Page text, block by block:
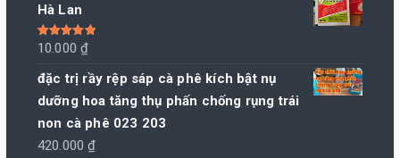
Hà Lan
Được xếp
hạng 5.005
10.000₫
đặc trị rầy rệp sáp cà phê kích bật nụ
dưỡng hoa tăng thụ phấn chống rụng trái
non cà phê 023 203
420.000₫